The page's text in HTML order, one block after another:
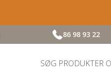
86 98 93 22